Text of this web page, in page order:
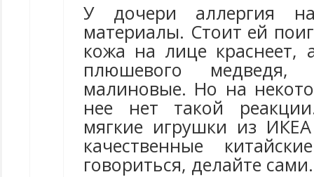
У дочери аллергия на
материалы. Стоит ей
кожа на лице краснеет,
плюшевого
малиновые. Но на
нее нет такой
мягкие игрушки из
качественные
говориться, делайте сами.